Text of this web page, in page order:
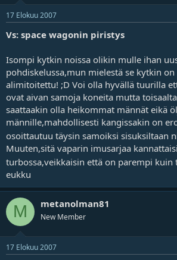
17 Elokuu 2007
Vs: space wagonin piristys
Isompi kytkin noissa olikin mulle ihan
pohdiskelussa,mun mielestä se kytkin
alimitoitettu! ;D Voi olla hyvällä tuurilla
ovat aivan samoja koneita mutta
saattaakin olla heikommat männät eikä
männille,mahdollisesti kangissakin on
osoittautuu täysin samoiksi sisuksiltaan
Muuten,sitä vaparin imusarjaa
turbossa,veikkaisin että on parempi kuin
eukku
M metanolman81
New Member
17 Elokuu 2007